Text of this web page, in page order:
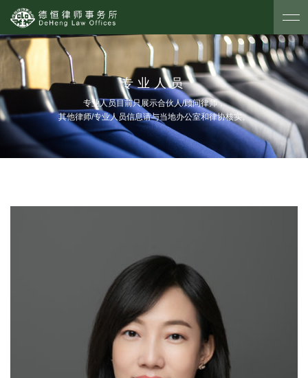
专业人员
专业人员目前只展示合伙人/顾问律师，
其他律师/专业人员信息请与当地办公室和律协核实。